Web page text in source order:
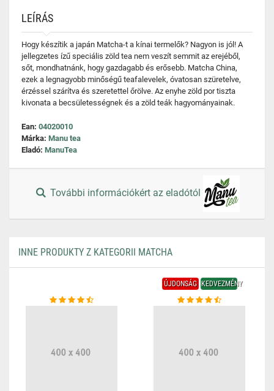
LEÍRÁS
Hogy készítik a japán Matcha-t a kínai termelők? Nagyon is jól! A
jellegzetes ízű speciális zöld tea nem veszít semmit az erejéből,
sőt, mondhatnánk, hogy gazdagabb és erősebb. Matcha China,
ezek a legnagyobb minőségű teafalevelek, óvatosan szüretelve,
érzéssel szárítva és szeretettel őrölve. Az enyhe zöld por tiszta
kivonata a becsületességnek és a zöld teák hagyományainak.
Ean: 04020010
Márka: Manu tea
Eladó: ManuTea
További információkért az eladótól
INNE PRODUKTY Z KATEGORII MATCHA
ÚJDONSÁG KEDVEZMÉNY